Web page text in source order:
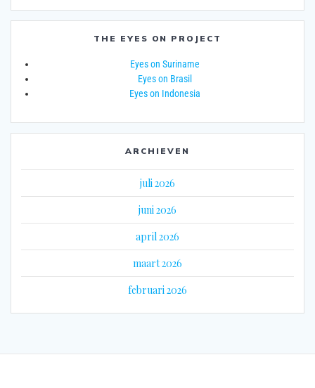
THE EYES ON PROJECT
Eyes on Suriname
Eyes on Brasil
Eyes on Indonesia
ARCHIEVEN
juli 2026
juni 2026
april 2026
maart 2026
februari 2026